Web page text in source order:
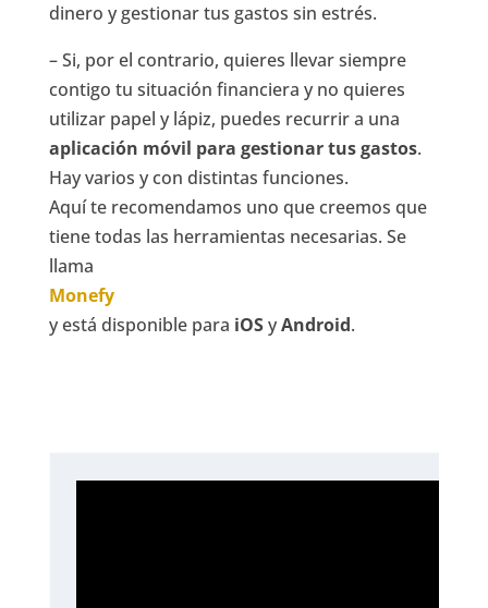
dinero y gestionar tus gastos sin estrés.
– Si, por el contrario, quieres llevar siempre
contigo tu situación financiera y no quieres
utilizar papel y lápiz, puedes recurrir a una
aplicación móvil para gestionar tus gastos.
Hay varios y con distintas funciones.
Aquí te recomendamos uno que creemos que
tiene todas las herramientas necesarias. Se
llama
Monefy
y está disponible para iOSyAndroid.